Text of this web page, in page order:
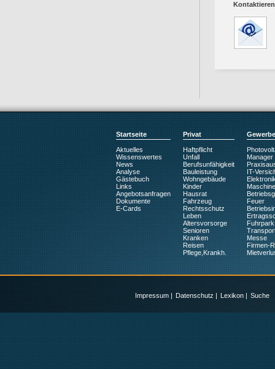
Startseite
Aktuelles
Wissenswertes
News
Analyse
Gästebuch
Links
Angebotsanfragen
Dokumente
E-Cards
Privat
Haftpflicht
Unfall
Berufsunfähigkeit
Bauleistung
Wohngebäude
Kinder
Hausrat
Fahrzeug
Rechtsschutz
Leben
Altersvorsorge
Senioren
Kranken
Reisen
Pflege,Krankh.
Gewerbe
Manager
IT-
Feuer
Fuhrpark
Messe
Firmen-
Impressum | Datenschutz | Lexikon | Suche